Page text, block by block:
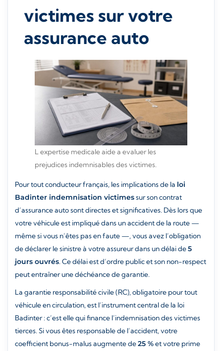
victimes sur votre
assurance auto
L expertise medicale aide a evaluer les
prejudices indemnisables des victimes.
Pour tout conducteur français, les implications de la loi
Badinter indemnisation victimessur son contrat
d’assurance auto sont directes et significatives. Dès lors que
votre véhicule est impliqué dans un accident de la route —
même si vous n’êtes pas en faute —, vous avez l’obligation
de déclarer le sinistre à votre assureur dans un délai de5
jours ouvrés. Ce délai est d’ordre public et son non-respect
peut entraîner une déchéance de garantie.
La garantie responsabilité civile (RC), obligatoire pour tout
véhicule en circulation, est l’instrument central de la loi
Badinter : c’est elle qui finance l’indemnisation des victimes
tierces. Si vous êtes responsable de l’accident, votre
coefficient bonus-malus augmente de25 %et votre prime